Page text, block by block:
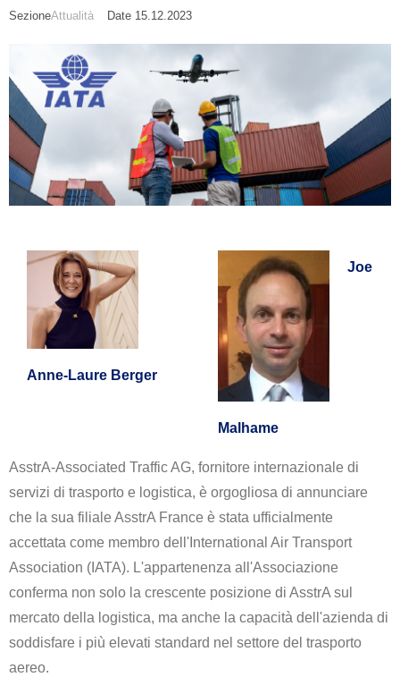
SezioneAttualità Date 15.12.2023
Anne-Laure Berger
Joe
Malhame
AsstrA-Associated Traffic AG, fornitore internazionale di
servizi di trasporto e logistica, è orgogliosa di annunciare
che la sua filiale AsstrA France è stata ufficialmente
accettata come membro dell'International Air Transport
Association (IATA). L'appartenenza all'Associazione
conferma non solo la crescente posizione di AsstrA sul
mercato della logistica, ma anche la capacità dell'azienda di
soddisfare i più elevati standard nel settore del trasporto
aereo.